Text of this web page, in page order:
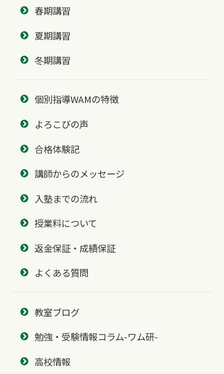
春期講習
夏期講習
冬期講習
個別指導WAMの特徴
よろこびの声
合格体験記
講師からのメッセージ
入塾までの流れ
授業料について
返金保証・成績保証
よくある質問
教室ブログ
勉強・受験情報コラム-ワム研-
高校情報